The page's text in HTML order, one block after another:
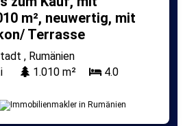
m², neuwertig, mit
Terrasse
, Rumänien
1.010 m²
4.0